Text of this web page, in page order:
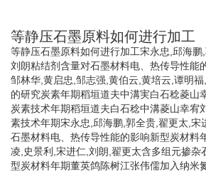
等静压石墨原料如何进行加工
等静压石墨原料如何进行加工宋永忠,邱海鹏
刘朗粘结剂含量对石墨材料电、热传导性能
邹林华,黄启忠,邹志强,黄伯云,黄培云,谭明
的研究炭素年期稻垣道夫中溝実白石稔菱山
炭素技术年期稻垣道夫白石稔中溝菱山幸宥
素技术年期宋永忠,邱海鹏,郭全贵,翟更太,宋
石墨材料电、热传导性能的影响新型炭材料
凌,史景利,宋进仁,刘朗,翟更太含多组元掺杂
型炭材料年期董英鸽陈树江张伟儒加入纳米